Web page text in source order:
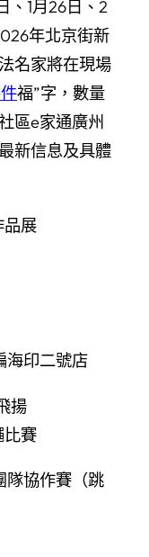
、1月26日、2
年北京街新
名家將在現場
福”字，數量
區e家通廣州
新信息及具體
品展
海印二號店
揚
比賽
隊協作賽（跳